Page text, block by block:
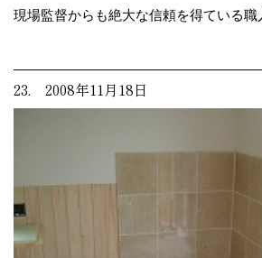
現場監督からも絶大な信頼を得ている職
23. 2008年11月18日